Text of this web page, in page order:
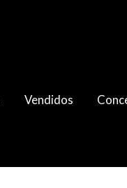
Vendidos